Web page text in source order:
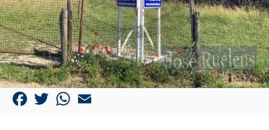
FacebookTwitterWhatsApp